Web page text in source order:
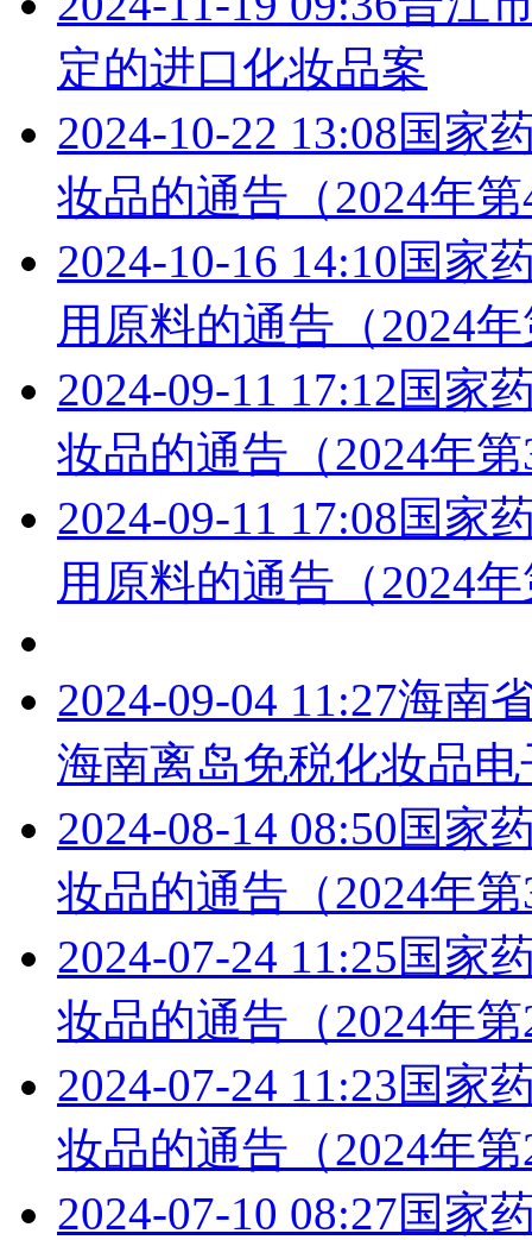
定的进口化妆品案
2024-10-22 13:08国家
妆品的通告（2024年
2024-10-16 14:10国家
用原料的通告（2024
2024-09-11 17:12国家
妆品的通告（2024年
2024-09-11 17:08国家
用原料的通告（2024
2024-09-04 11:27海南
海南离岛免税化妆品
2024-08-14 08:50国家
妆品的通告（2024年
2024-07-24 11:25国家
妆品的通告（2024年
2024-07-24 11:23国家
妆品的通告（2024年
2024-07-10 08:27国家